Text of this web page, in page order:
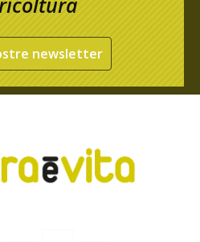
newsletter